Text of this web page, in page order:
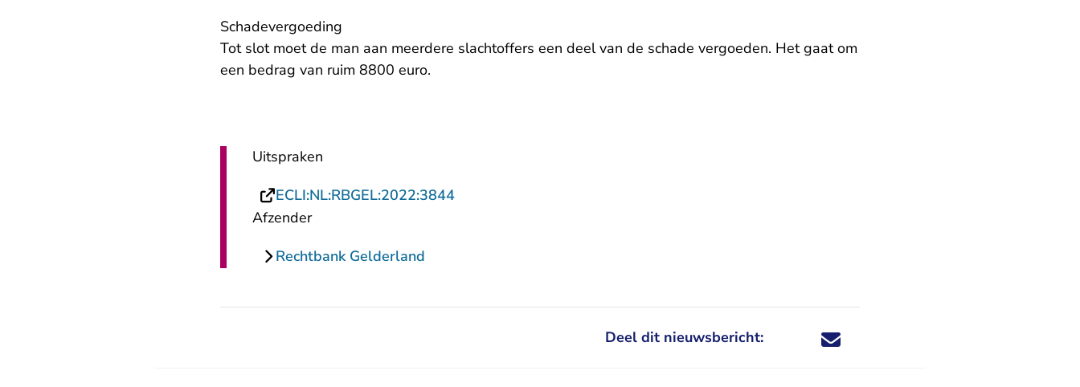
Schadevergoeding
Tot slot moet de man aan meerdere slachtoffers een deel van de schade vergoeden. Het gaat om
een bedrag van ruim 8800 euro.
Uitspraken
ECLI:NL:RBGEL:2022:3844- U verlaat Rechtspraak.nl
Afzender
Rechtbank Gelderland
Deel dit nieuwsbericht: Deel dit nieuwsbericht via X - U verlaat
Deel dit nieuwsbericht via Facebook - U
Deel dit nieuwsbericht via e-mail
Deel dit nieuwsbericht via LinkedIn - U